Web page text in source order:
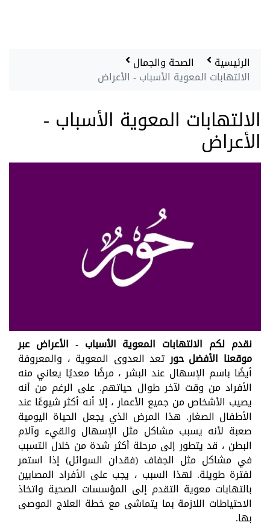
الرئيسية الصحة والجمال
الالتهابات المعوية الأسباب - الأعراض
الالتهابات المعوية الأسباب -
الأعراض
نقدم لكم الالتهابات المعوية الأسباب - الأعراض عبر
موقعنا الأفضل حور تعد العدوى المعوية ، والمعروفة
أيضًا باسم الإسهال عند البشر ، مرضًا معديًا يعاني منه
الأفراد من وقت لآخر طوال حياتهم. على الرغم من أنه
يصيب الأشخاص من جميع الأعمار ، إلا أنه أكثر شيوعًا عند
الأطفال الصغار. هذا المرض الذي يجعل الحياة اليومية
صعبة لأنه يسبب مشاكل مثل الإسهال والقيء وآلام
البطن ، قد يتطور إلى مرحلة أكثر شدة من خلال التسبب
في مشاكل مثل الجفاف (فقدان السوائل) إذا استمر
لفترة طويلة. لهذا السبب ، يجب على الأفراد المصابين
بالتهابات معوية التقدم إلى المؤسسات الصحية واتخاذ
الاحتياطات اللازمة بما يتماشى مع خطة العلاج الموصى
بها.